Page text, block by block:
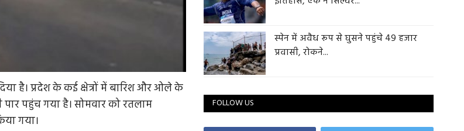
है। प्रदेश के कई क्षेत्रों में बारिश और ओले के
पार पहुंच गया है। सोमवार को रतलाम
गया।
स्पेन में अवैध रूप से घुसने पहुंचे 49 हजार
प्रवासी, रोकने...
FOLLOW US